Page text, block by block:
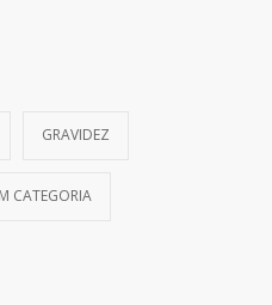
GRAVIDEZ
CATEGORIA